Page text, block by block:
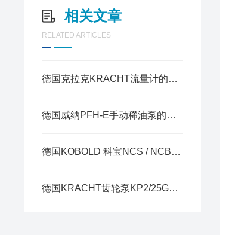
相关文章
RELATED ARTICLES
德国克拉克KRACHT流量计的安装时的注意事项
德国威纳PFH-E手动稀油泵的使用场景及结构设计
德国KOBOLD 科宝NCS / NCB / NAB三系列液位开关区别
德国KRACHT齿轮泵KP2/25G20AK0A4NL2工作原理及运行要点